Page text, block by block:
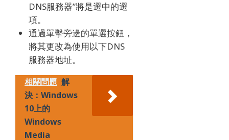
DNS服務器”將是選中的選
項。
通過單擊旁邊的單選按鈕，
將其更改為使用以下DNS
服務器地址。
相關問題 解
決：Windows
10上的
Windows
Media